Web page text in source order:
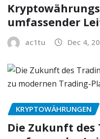
umfassender
ac1tu Dec 4,
KRYPTOWÄHRUNGEN
Die Zukunft des